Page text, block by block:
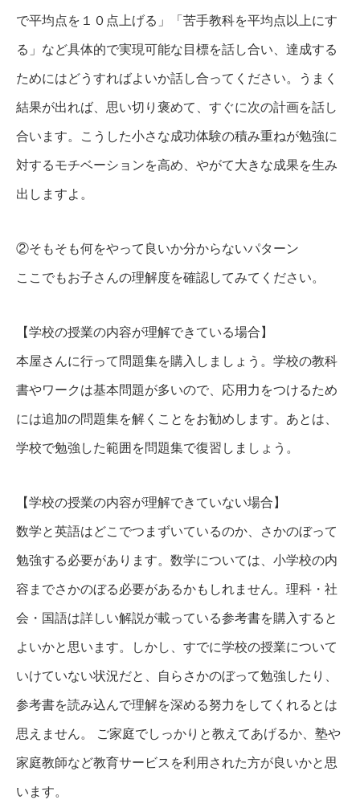
で平均点を１０点上げる」「苦手教科を平均点以上にす
る」など具体的で実現可能な目標を話し合い、達成する
ためにはどうすればよいか話し合ってください。うまく
結果が出れば、思い切り褒めて、すぐに次の計画を話し
合います。こうした小さな成功体験の積み重ねが勉強に
対するモチベーションを高め、やがて大きな成果を生み
出しますよ。
②そもそも何をやって良いか分からないパターン
ここでもお子さんの理解度を確認してみてください。
【学校の授業の内容が理解できている場合】
本屋さんに行って問題集を購入しましょう。学校の教科
書やワークは基本問題が多いので、応用力をつけるため
には追加の問題集を解くことをお勧めします。あとは、
学校で勉強した範囲を問題集で復習しましょう。
【学校の授業の内容が理解できていない場合】
数学と英語はどこでつまずいているのか、さかのぼって
勉強する必要があります。数学については、小学校の内
容までさかのぼる必要があるかもしれません。理科・社
会・国語は詳しい解説が載っている参考書を購入すると
よいかと思います。しかし、すでに学校の授業について
いけていない状況だと、自らさかのぼって勉強したり、
参考書を読み込んで理解を深める努力をしてくれるとは
思えません。 ご家庭でしっかりと教えてあげるか、塾や
家庭教師など教育サービスを利用された方が良いかと思
います。